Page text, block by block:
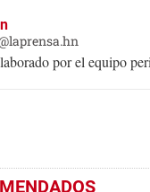
por el equipo